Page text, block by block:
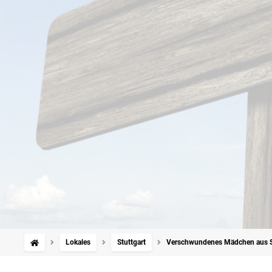
Lokales Stuttgart Verschwundenes Mädchen aus